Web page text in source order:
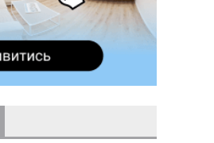
книгарень України - трохи
полів
два мотоциклісти
лідерів за будівництвом
купатися на Прикарпатті?